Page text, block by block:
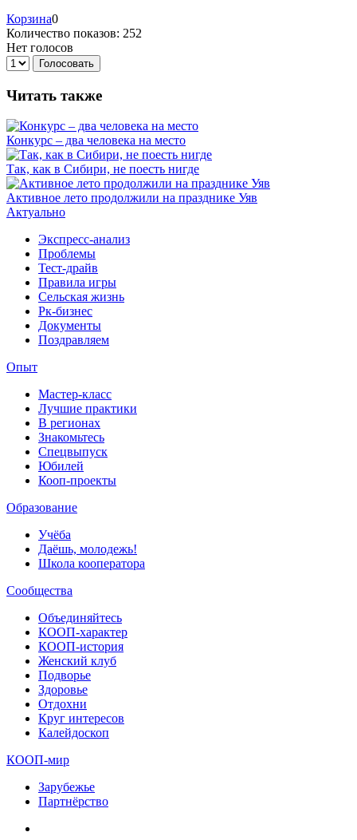
Корзина0
Количество показов: 252
Нет голосов
Голосовать
Читать также
Конкурс – два человека на место
Так, как в Сибири, не поесть нигде
Активное лето продолжили на празднике Уяв
Актуально
Экспресс-анализ
Проблемы
Тест-драйв
Правила игры
Сельская жизнь
Рк-бизнес
Документы
Поздравляем
Опыт
Мастер-класс
Лучшие практики
В регионах
Знакомьтесь
Спецвыпуск
Юбилей
Кооп-проекты
Образование
Учёба
Даёшь, молодежь!
Школа кооператора
Сообщества
Объединяйтесь
КООП-характер
КООП-история
Женский клуб
Подворье
Здоровье
Отдохни
Круг интересов
Калейдоскоп
КООП-мир
Зарубежье
Партнёрство